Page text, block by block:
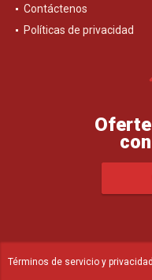
Nuestra Empresa
Contáctenos